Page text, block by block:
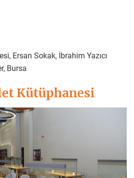
Ersan Sokak, İbrahim Yazıcı
Bursa
Kütüphanesi